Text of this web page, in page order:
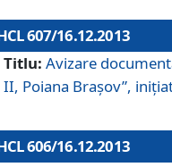
607/16.12.2013
Titlu: Avizare
II, Poiana Braşov”,
606/16.12.2013